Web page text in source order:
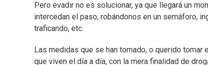
Pero evadir no es solucionar, ya que llegará un
intercedan el paso, robándonos en un semáforo,
traficando, etc.
Las medidas que se han tomado, o querido
que viven el día a día, con la mera finalidad de